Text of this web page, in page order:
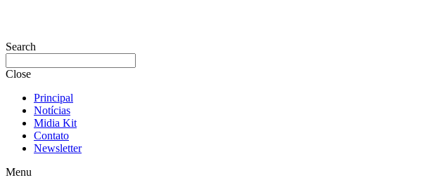
Search
Close
Principal
Notícias
Midia Kit
Contato
Newsletter
Menu